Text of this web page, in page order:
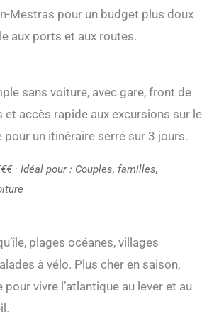
Mestras pour un budget plus doux
aux ports et aux routes.
sans voiture, avec gare, front de
et accès rapide aux excursions sur le
pour un itinéraire serré sur 3 jours.
· Idéal pour : Couples, familles,
plages océanes, villages
à vélo. Plus cher en saison,
vivre l’atlantique au lever et au